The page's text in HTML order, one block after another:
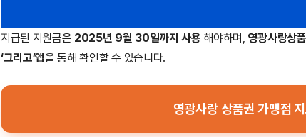
지급된 지원금은 2025년 9월 30일까지 사용 해야하며, 영광사랑상
‘그리고’앱을 통해 확인할 수 있습니다.
영광사랑 상품권 가맹점 지